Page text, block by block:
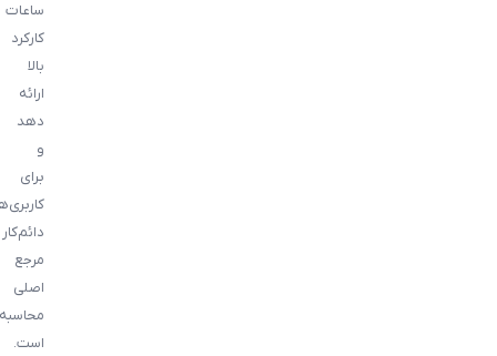
ساعات
کارکرد
بالا
ارائه
دهد
و
برای
دائم‌کار
مرجع
اصلی
محاسبه
است.